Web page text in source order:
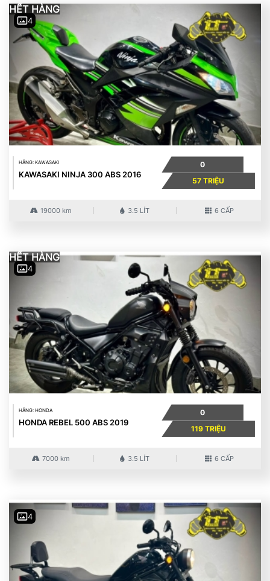
4
HẾT HÀNG
HÃNG: KAWASAKI
KAWASAKI NINJA 300 ABS 2016
0
57 TRIỆU
19000 km 3.5 LÍT 6 CẤP
4
HẾT HÀNG
HÃNG: HONDA
HONDA REBEL 500 ABS 2019
0
119 TRIỆU
7000 km 3.5 LÍT 6 CẤP
4